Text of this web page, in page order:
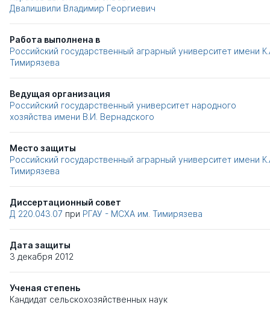
Двалишвили Владимир Георгиевич
Работа выполнена в
Российский государственный аграрный университет имени
Тимирязева
Ведущая организация
Российский государственный университет народного
хозяйства имени В.И. Вернадского
Место защиты
Российский государственный аграрный университет имени
Тимирязева
Диссертационный совет
Д 220.043.07 при РГАУ - МСХА им. Тимирязева
Дата защиты
3 декабря 2012
Ученая степень
Кандидат сельскохозяйственных наук